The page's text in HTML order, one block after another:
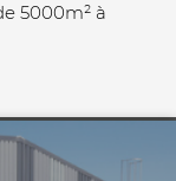
5000m² à